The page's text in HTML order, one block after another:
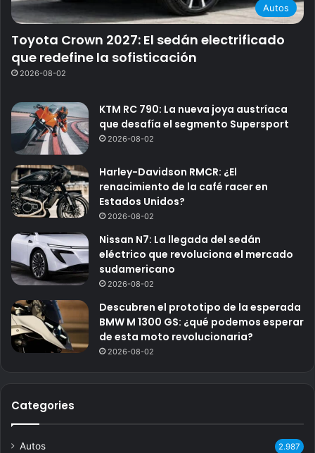
Autos
Toyota Crown 2027: El sedán electrificado
que redefine la sofisticación
2026-08-02
KTM RC 790: La nueva joya austríaca
que desafía el segmento Supersport
2026-08-02
Harley-Davidson RMCR: ¿El
renacimiento de la café racer en
Estados Unidos?
2026-08-02
Nissan N7: La llegada del sedán
eléctrico que revoluciona el mercado
sudamericano
2026-08-02
Descubren el prototipo de la esperada
BMW M 1300 GS: ¿qué podemos esperar
de esta moto revolucionaria?
2026-08-02
Categories
Autos 2.987